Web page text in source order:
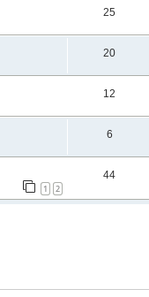
25
20
12
6
1 2
44